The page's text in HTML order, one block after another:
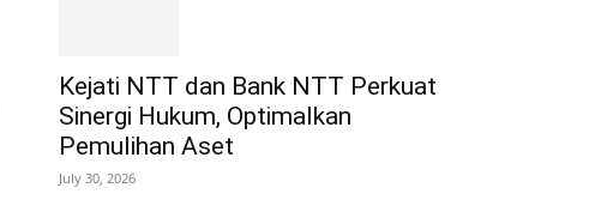
Kejati NTT dan Bank NTT Perkuat
Sinergi Hukum, Optimalkan
Pemulihan Aset
July 30, 2026